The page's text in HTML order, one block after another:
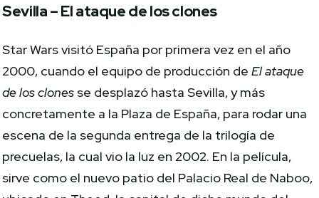
Sevilla – El ataque de los clones
Star Wars visitó España por primera vez en el año
2000, cuando el equipo de producción deEl ataque
de los clones se desplazó hasta Sevilla, y más
concretamente a la Plaza de España, para rodar una
escena de la segunda entrega de la trilogía de
precuelas, la cual vio la luz en 2002. En la película,
sirve como el nuevo patio del Palacio Real de Naboo,